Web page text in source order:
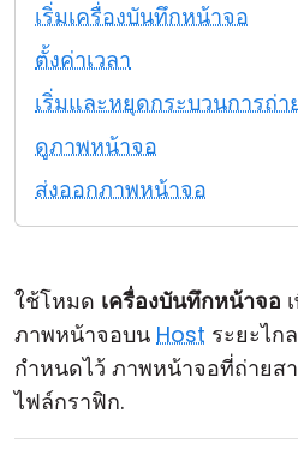
เริ่มเครื่องบันทึกหน้าจอ
ตั้งค่าเวลา
เริ่มและหยุดกระบวนการถ่
ดูภาพหน้าจอ
ส่งออกภาพหน้าจอ
ใช้โหมด เครื่องบันทึกหน้าจอ
ภาพหน้าจอบน Host ระยะไก
กำหนดไว้ ภาพหน้าจอที่ถ่ายส
ไฟล์กราฟิก.
การสนับสนุน Active
การกำหนดค่า MSI
คลาวด์ & ออน-พรีมิส